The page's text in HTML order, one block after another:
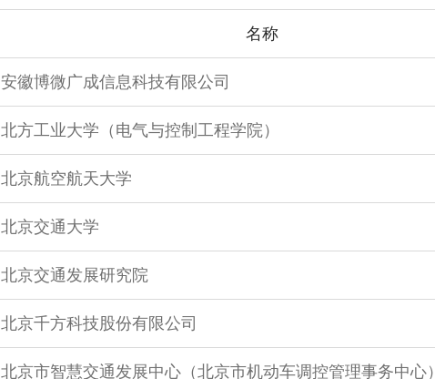
名称
安徽博微广成信息科技有限公司
北方工业大学（电气与控制工程学院）
北京航空航天大学
北京交通大学
北京交通发展研究院
北京千方科技股份有限公司
北京市智慧交通发展中心（北京市机动车调控管理事务中心）